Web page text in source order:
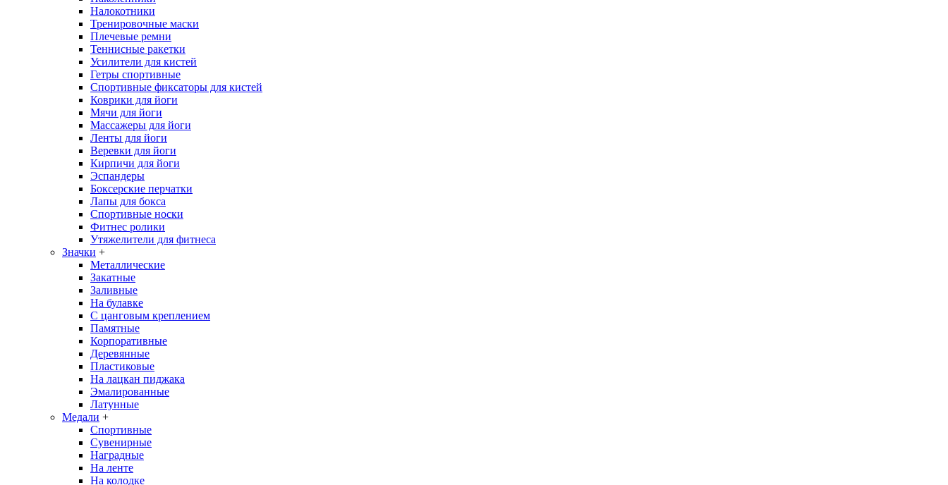
Налокотники
Тренировочные маски
Плечевые ремни
Теннисные ракетки
Усилители для кистей
Гетры спортивные
Спортивные фиксаторы для кистей
Коврики для йоги
Мячи для йоги
Массажеры для йоги
Ленты для йоги
Веревки для йоги
Кирпичи для йоги
Эспандеры
Боксерские перчатки
Лапы для бокса
Спортивные носки
Фитнес ролики
Утяжелители для фитнеса
Значки +
Металлические
Закатные
Заливные
На булавке
С цанговым креплением
Памятные
Корпоративные
Деревянные
Пластиковые
На лацкан пиджака
Эмалированные
Латунные
Медали +
Спортивные
Сувенирные
Наградные
На ленте
На колодке